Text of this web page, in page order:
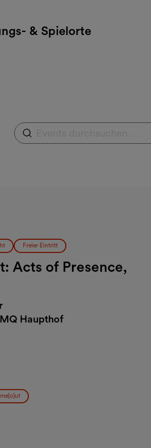
& Spielorte
Suchfeld ausklappen
Events durchsuchen
Freier Eintritt
Acts of Presence,
Haupthof